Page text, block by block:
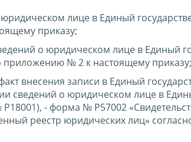
лице в Единый
приказу;
о юридическом лице в Единый
приложению № 2 к настоящему приказу;
внесения записи в Единый
сведений о юридическом лице в
- форма № Р57002
реестр юридических лиц»